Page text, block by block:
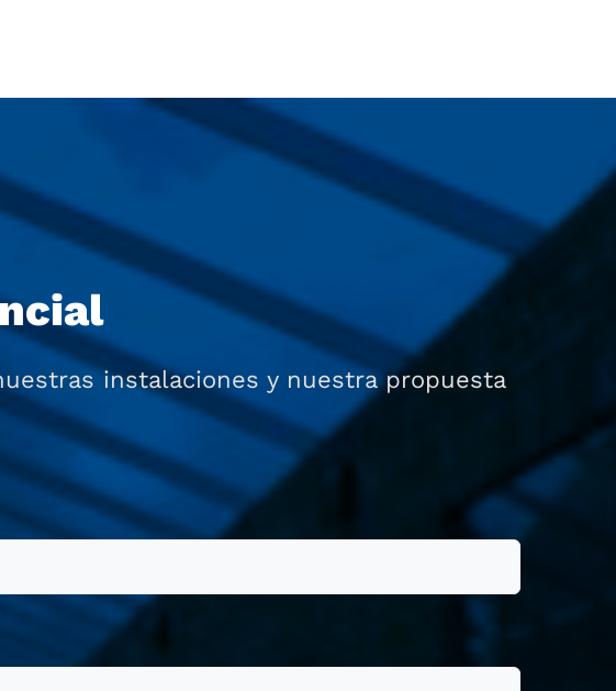
instalaciones y nuestra propuesta